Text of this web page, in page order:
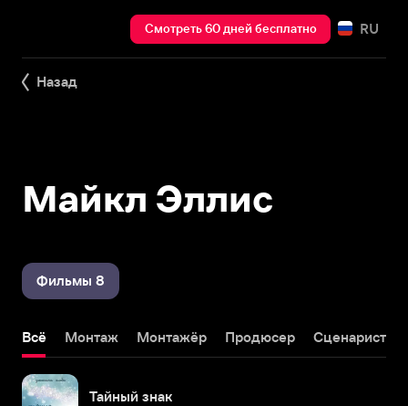
Смотреть 60 дней бесплатно RU
Назад
Майкл Эллис
Фильмы 8
Всё Монтаж Монтажёр Продюсер Сценарист
Тайный знак